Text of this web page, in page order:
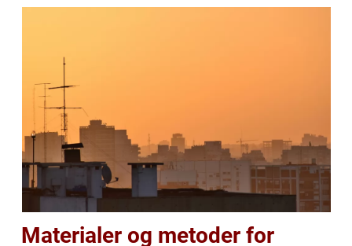
Materialer og metoder for